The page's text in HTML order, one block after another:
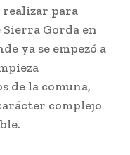
realizar para
Gorda en
ya se empezó a
de la comuna,
complejo